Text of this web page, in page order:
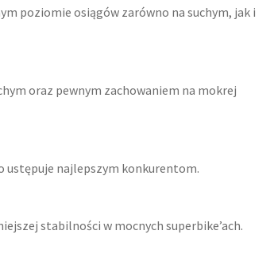
poziomie osiągów zarówno na suchym, jak i
oraz pewnym zachowaniem na mokrej
ustępuje najlepszym konkurentom.
stabilności w mocnych superbike’ach.